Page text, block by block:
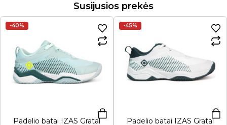
Susijusios prekės
-40%
Padelio batai IZAS Gratal
-45%
Padelio batai IZAS Gratal